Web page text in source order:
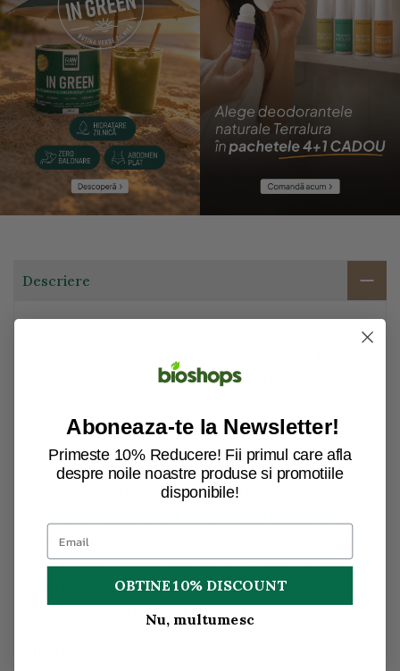
Descriere
obtinut din must de struguri italieni si produs prin
impreuna cu o anumita cantitate de otet balsamic
vechi de 10 ani. Mustul vine exclusiv din
urmatoarele soiuri de struguri: Lambrusco,
Sangiovese, Trebbiani, Albana, Ancellotta, Fortana
eticheta de argint in clasificarea definita de A.I.B
Assaggiatori Italiani Balsamico - Italian Balsamic
Tasters. Caracterizat de vascozitatea medie, este
perfect pentru salate, marinate si gratare.
Aboneaza-te la Newsletter!
Primeste 10% Reducere! Fii primul care afla
despre noile noastre produse si promotiile
disponibile!
OBTINE 10% DISCOUNT
Nu, multumesc